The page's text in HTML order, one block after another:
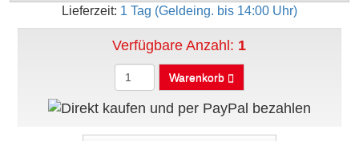
Lieferzeit: 1 Tag (Geldeing. bis 14:00 Uhr)
Verfügbare Anzahl: 1
Warenkorb